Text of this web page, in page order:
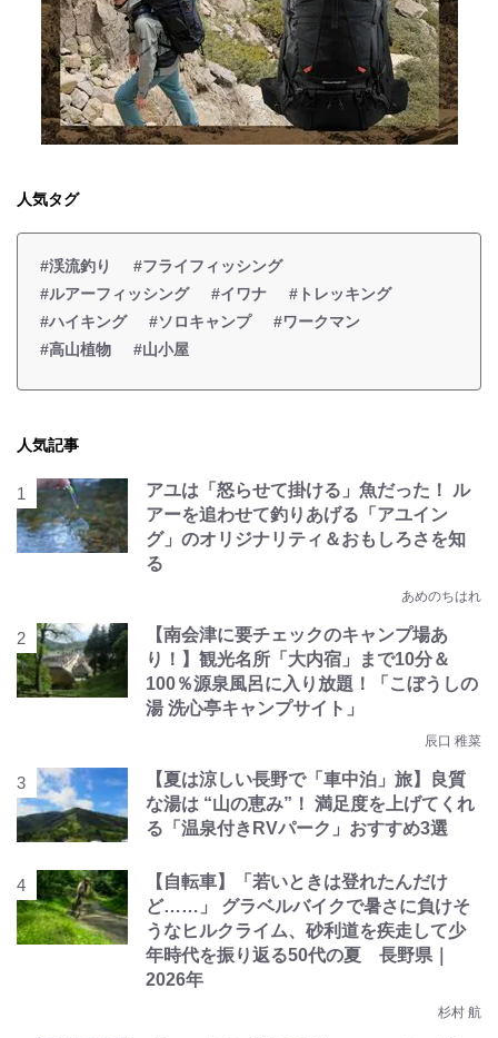
人気タグ
#渓流釣り
#フライフィッシング
#ルアーフィッシング
#イワナ
#トレッキング
#ハイキング
#ソロキャンプ
#ワークマン
#高山植物
#山小屋
人気記事
アユは「怒らせて掛ける」魚だった！ ル
アーを追わせて釣りあげる「アユイン
グ」のオリジナリティ＆おもしろさを知
る
あめのちはれ
【南会津に要チェックのキャンプ場あ
り！】観光名所「大内宿」まで10分＆
100％源泉風呂に入り放題！「こぼうしの
湯 洗心亭キャンプサイト」
辰口 稚菜
【夏は涼しい長野で「車中泊」旅】良質
な湯は “山の恵み”！ 満足度を上げてくれ
る「温泉付きRVパーク」おすすめ3選
【自転車】「若いときは登れたんだけ
ど……」 グラベルバイクで暑さに負けそ
うなヒルクライム、砂利道を疾走して少
年時代を振り返る50代の夏 長野県｜
2026年
杉村 航